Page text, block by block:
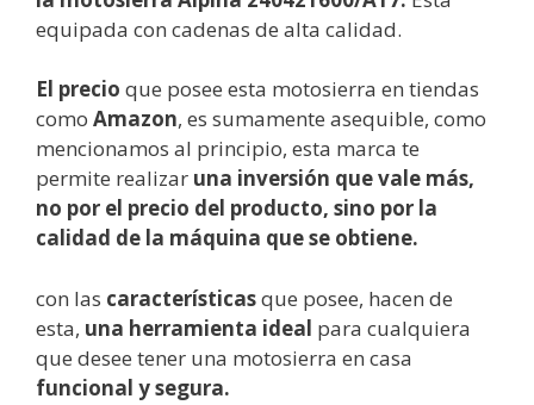
equipada con cadenas de alta calidad.
El precio que posee esta motosierra en tiendas
como Amazon, es sumamente asequible, como
mencionamos al principio, esta marca te
permite realizar una inversión que vale más,
no por el precio del producto, sino por la
calidad de la máquina que se obtiene.
con las característicasque posee, hacen de
esta, una herramienta ideal para cualquiera
que desee tener una motosierra en casa
funcional y segura.